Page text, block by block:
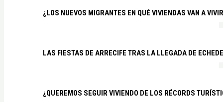
¿LOS NUEVOS MIGRANTES EN QUÉ VIVIENDAS VAN A
LAS FIESTAS DE ARRECIFE TRAS LA LLEGADA DE
¿QUEREMOS SEGUIR VIVIENDO DE LOS RÉCORDS